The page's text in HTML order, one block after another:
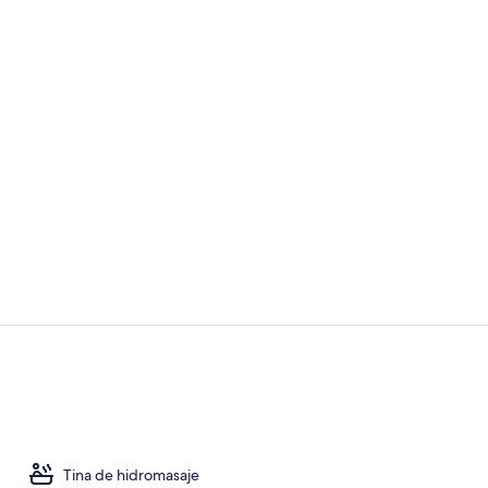
Tina de hidromasaje